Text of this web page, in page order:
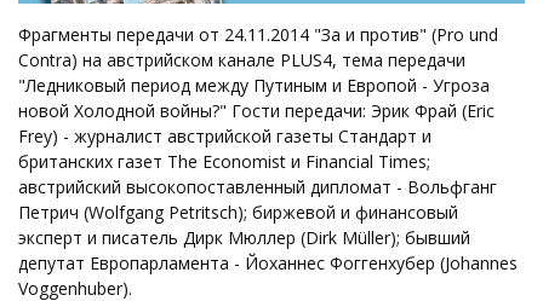
Фрагменты передачи от 24.11.2014 "За и против" (Pro und
Contra) на австрийском канале PLUS4, тема передачи
"Ледниковый период между Путиным и Европой - Угроза
новой Холодной войны?" Гости передачи: Эрик Фрай (Eric
Frey) - журналист австрийской газеты Стандарт и
британских газет The Economist и Financial Times;
австрийский высокопоставленный дипломат - Вольфганг
Петрич (Wolfgang Petritsch); биржевой и финансовый
эксперт и писатель Дирк Мюллер (Dirk Müller); бывший
депутат Европарламента - Йоханнес Фоггенхубер (Johannes
Voggenhuber).